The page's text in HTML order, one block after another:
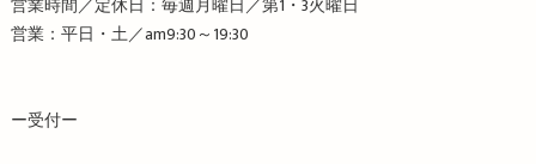
営業時間／定休日：毎週月曜日／第1 ・ 3火曜日
営業：平日・土／am9:30～19:30
ー受付ー